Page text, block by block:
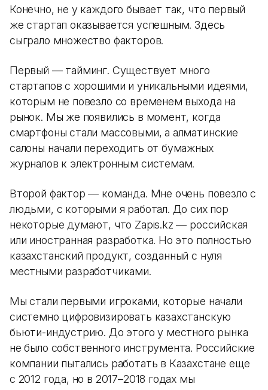
Конечно, не у каждого бывает так, что первый
же стартап оказывается успешным. Здесь
сыграло множество факторов.
Первый — тайминг. Существует много
стартапов с хорошими и уникальными идеями,
которым не повезло со временем выхода на
рынок. Мы же появились в момент, когда
смартфоны стали массовыми, а алматинские
салоны начали переходить от бумажных
журналов к электронным системам.
Второй фактор — команда. Мне очень повезло с
людьми, с которыми я работал. До сих пор
некоторые думают, что Zapis.kz — российская
или иностранная разработка. Но это полностью
казахстанский продукт, созданный с нуля
местными разработчиками.
Мы стали первыми игроками, которые начали
системно цифровизировать казахстанскую
бьюти-индустрию. До этого у местного рынка
не было собственного инструмента. Российские
компании пытались работать в Казахстане еще
с 2012 года, но в 2017–2018 годах мы